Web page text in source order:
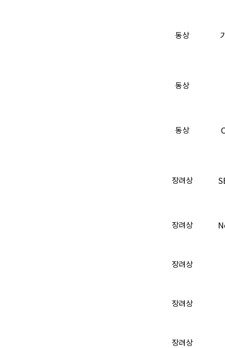
동상
동상
동상
장려상
장려상
장려상
장려상
장려상